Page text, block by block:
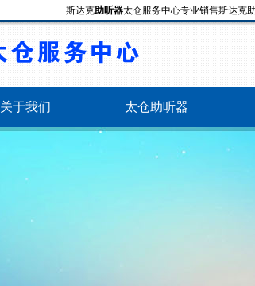
斯达克助听器太仓服务中心专业销售斯达克
关于我们 太仓助听器